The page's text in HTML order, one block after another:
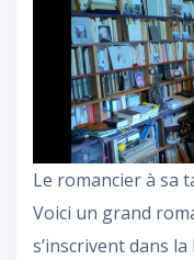
Le romancier à sa
Voici un grand
s’inscrivent dans